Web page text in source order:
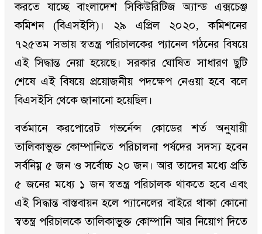
করতে যাচ্ছে বাংলাদেশ সিকিউরিটিজ অ্যান্ড এক্সচেঞ্জ
কমিশন (বিএসইসি)। ২৯ এপ্রিল ২০২০, কমিশনের
৭২৫তম সভায় স্বতন্ত্র পরিচালকের প্যানেল গঠনের বিষয়ে
এই সিদ্ধান্ত নেয়া হয়েছে। সরকার ঘোষিত সাধারণ ছুটি
শেষে এই বিষয়ে প্রয়োজনীয় পদক্ষেপ নেওয়া হবে বলে
বিএসইসি থেকে জানানো হয়েছিল।
বর্তমানে করপোরেট গভর্নেন্স কোডের শর্ত অনুযায়ী
তালিকাভুক্ত কোম্পানিতে পরিচালনা পর্ষদের সদস্য হবেন
সর্বনিম্ন ৫ জন ও সর্বোচ্চ ২০ জন। আর তাদের মধ্যে প্রতি
৫ জনের মধ্যে ১ জন স্বতন্ত্র পরিচালক থাকতে হবে এবং
এই সিদ্ধান্ত বাস্তবায়ন হলে প্যানেলের বাইরে থাকা কোনো
স্বতন্ত্র পরিচালকে তালিকাভুক্ত কোম্পানি আর নিয়োগ দিতে